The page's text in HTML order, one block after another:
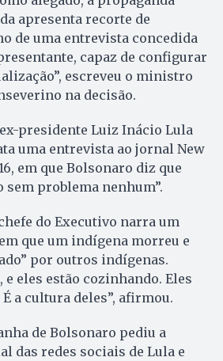
apresenta recorte de
de uma entrevista concedida
capaz de configurar
escreveu o ministro
na decisão.
presidente Luiz Inácio Lula
uma entrevista ao jornal New
em que Bolsonaro diz que
problema nenhum”.
do Executivo narra um
que um indígena morreu e
por outros indígenas.
eles estão cozinhando. Eles
a cultura deles”, afirmou.
de Bolsonaro pediu a
das redes sociais de Lula e